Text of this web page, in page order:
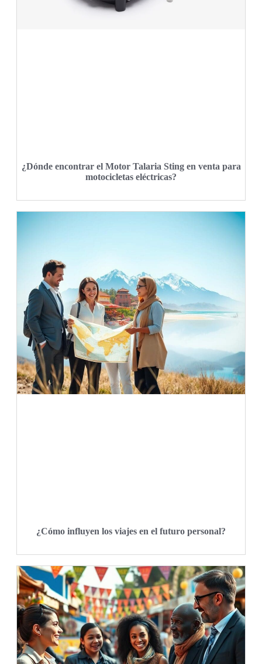
¿Dónde encontrar el Motor Talaria Sting en venta para
motocicletas eléctricas?
¿Cómo influyen los viajes en el futuro personal?